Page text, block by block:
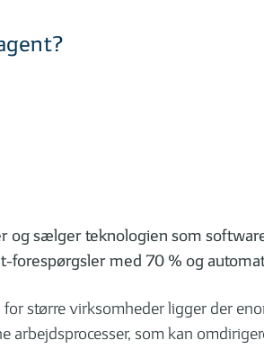
og sælger teknologien som
forespørgsler med 70 % og
større virksomheder ligger der
arbejdsprocesser, som kan